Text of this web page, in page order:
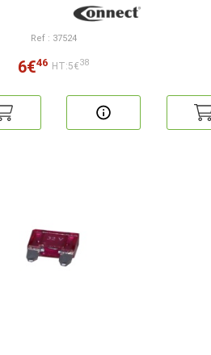
Ref : 37524
6€46 HT:5€38